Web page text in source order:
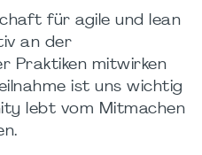
für agile und lean
an der
Praktiken mitwirken
ist uns wichtig
lebt vom Mitmachen